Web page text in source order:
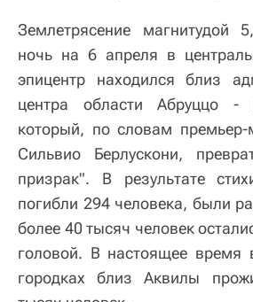
Землетрясение магнитудой
ночь на 6 апреля в
эпицентр находился близ
центра области Абруццо -
который, по словам премьер-
Сильвио Берлускони,
призрак". В результате
погибли 294 человека, были
более 40 тысяч человек
головой. В настоящее время
городках близ Аквилы